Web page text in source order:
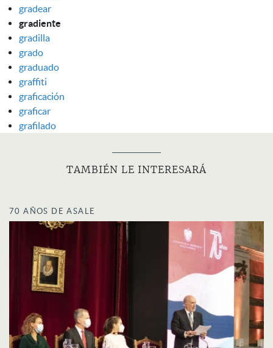
gradear
gradiente
gradilla
grado
graduado
graffiti
graficación
graficar
grafilado
TAMBIÉN LE INTERESARÁ
70 AÑOS DE ASALE